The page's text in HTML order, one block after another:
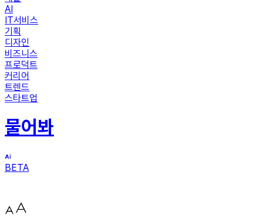
AI
IT서비스
기획
디자인
비즈니스
프로덕트
커리어
트렌드
스타트업
물어봐
BETA